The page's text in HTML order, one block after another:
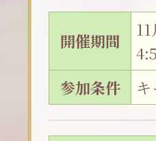
開催期間
参加条件